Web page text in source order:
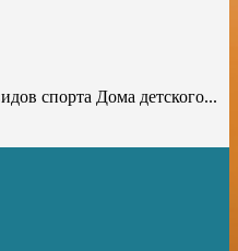
спорта Дома детского...